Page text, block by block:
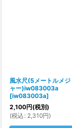
風水尺(5メートルメジ
ャー)iw083003a
[iw083003a]
2,100円(税別)
(税込 : 2,310円)